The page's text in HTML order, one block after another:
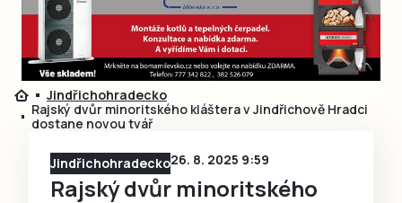
Obnovit heslo
Přihlásit se
Přihlásit se přes Facebook
Inspirace
Čtenáři píší
Speciální přílohy
Jindřichohradecko
Rajský dvůr minoritského kláštera v Jindřichově Hradci
dostane novou tvář
Jindřichohradecko26. 8. 2025 9:59
Rajský dvůr minoritského